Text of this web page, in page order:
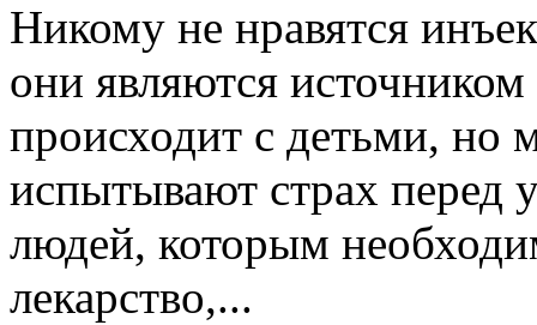
Никому не нравятся
они являются
происходит с детьми, но
испытывают страх перед
людей, которым
лекарство,...